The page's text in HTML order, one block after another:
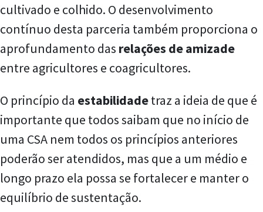
cultivado e colhido. O desenvolvimento
contínuo desta parceria também proporciona o
aprofundamento das relações de amizade
entre agricultores e coagricultores.
O princípio da estabilidadetraz a ideia de que é
importante que todos saibam que no início de
uma CSA nem todos os princípios anteriores
poderão ser atendidos, mas que a um médio e
longo prazo ela possa se fortalecer e manter o
equilíbrio de sustentação.